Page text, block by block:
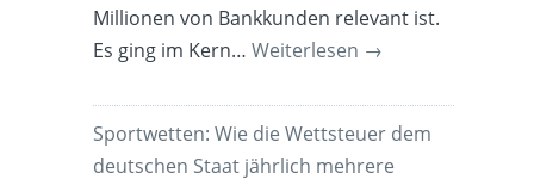
Millionen von Bankkunden relevant ist.
Es ging im Kern…Weiterlesen →
Sportwetten: Wie die Wettsteuer dem
deutschen Staat jährlich mehrere